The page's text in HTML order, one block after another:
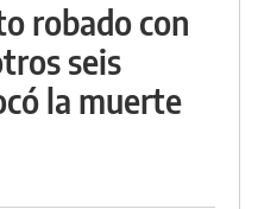
robado con
seis
la muerte